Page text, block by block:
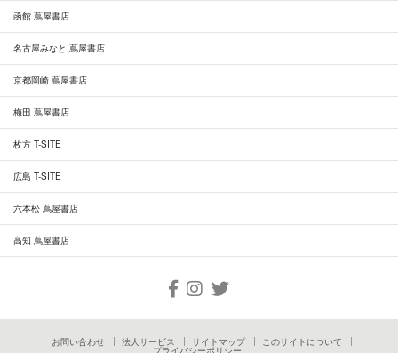
函館 蔦屋書店
名古屋みなと 蔦屋書店
京都岡崎 蔦屋書店
梅田 蔦屋書店
枚方 T-SITE
広島 T-SITE
六本松 蔦屋書店
高知 蔦屋書店
お問い合わせ 法人サービス サイトマップ このサイトについて
プライバシーポリシー